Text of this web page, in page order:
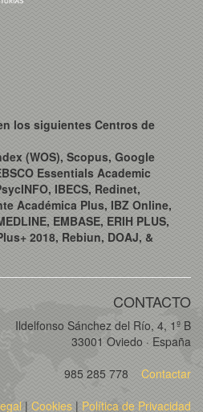
los siguientes Centros de
(WOS), Scopus, Google
Essentials Academic
IBECS, Redinet,
Académica Plus, IBZ Online,
EMBASE, ERIH PLUS,
2018, Rebiun, DOAJ, &
CONTACTO
Ildelfonso Sánchez del Río, 4, 1º B
33001 Oviedo · España
985 285 778
Contactar
| Cookies | Política de Privacidad